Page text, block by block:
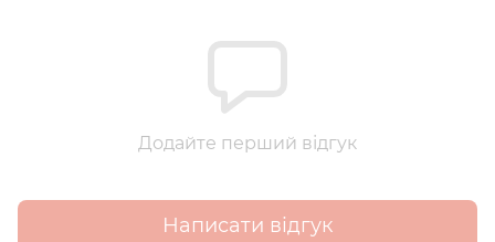
Додайте перший відгук
Написати відгук